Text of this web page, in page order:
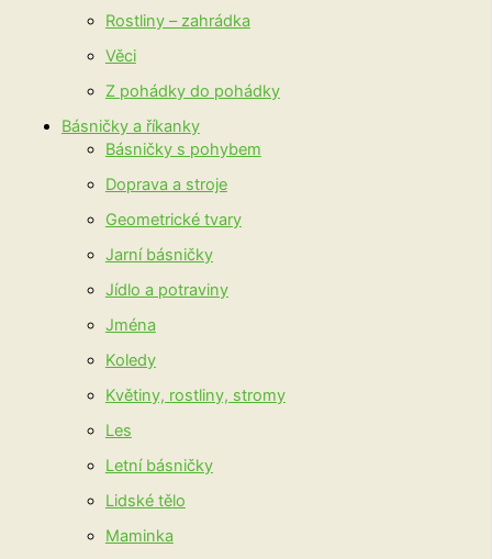
Rostliny – zahrádka
Věci
Z pohádky do pohádky
Básničky a říkanky
Básničky s pohybem
Doprava a stroje
Geometrické tvary
Jarní básničky
Jídlo a potraviny
Jména
Koledy
Květiny, rostliny, stromy
Les
Letní básničky
Lidské tělo
Maminka